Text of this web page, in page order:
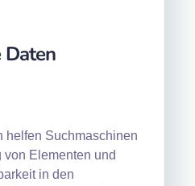
helfen Suchmaschinen
von Elementen und
in den